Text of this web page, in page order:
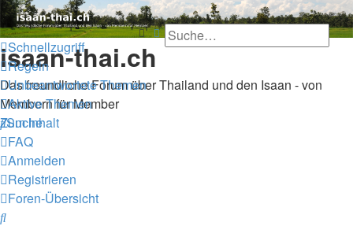
SucheErweiterte Suche
Thailand & Isaan Forum -
isaan-thai.ch
Das freundliche Forum über Thailand und den Isaan - von
Membern für Member
Zum Inhalt
Schnellzugriff
Regeln
Unbeantwortete Themen
Aktive Themen
Suche
FAQ
Anmelden
Registrieren
Foren-Übersicht
Suche